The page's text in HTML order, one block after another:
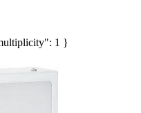
1 }